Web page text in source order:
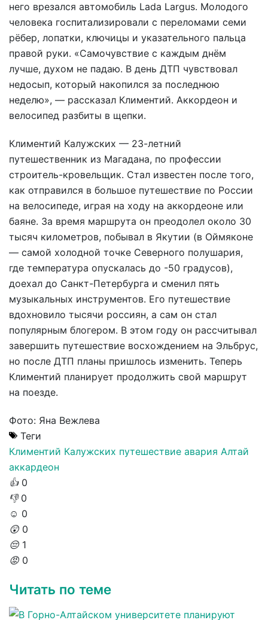
него врезался автомобиль Lada Largus. Молодого
человека госпитализировали с переломами семи
рёбер, лопатки, ключицы и указательного пальца
правой руки. «Самочувствие с каждым днём
лучше, духом не падаю. В день ДТП чувствовал
недосып, который накопился за последнюю
неделю», — рассказал Климентий. Аккордеон и
велосипед разбиты в щепки.
Климентий Калужских — 23-летний
путешественник из Магадана, по профессии
строитель-кровельщик. Стал известен после того,
как отправился в большое путешествие по России
на велосипеде, играя на ходу на аккордеоне или
баяне. За время маршрута он преодолел около 30
тысяч километров, побывал в Якутии (в Оймяконе
— самой холодной точке Северного полушария,
где температура опускалась до -50 градусов),
доехал до Санкт-Петербурга и сменил пять
музыкальных инструментов. Его путешествие
вдохновило тысячи россиян, а сам он стал
популярным блогером. В этом году он рассчитывал
завершить путешествие восхождением на Эльбрус,
но после ДТП планы пришлось изменить. Теперь
Климентий планирует продолжить свой маршрут
на поезде.
Фото: Яна Вежлева
Теги
Климентий Калужских путешествие авария Алтай
аккардеон
👍 0
👎 0
☺️ 0
😲 0
😔 1
😡 0
Читать по теме